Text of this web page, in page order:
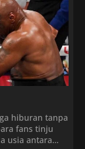
hiburan tanpa
fans tinju
usia antara